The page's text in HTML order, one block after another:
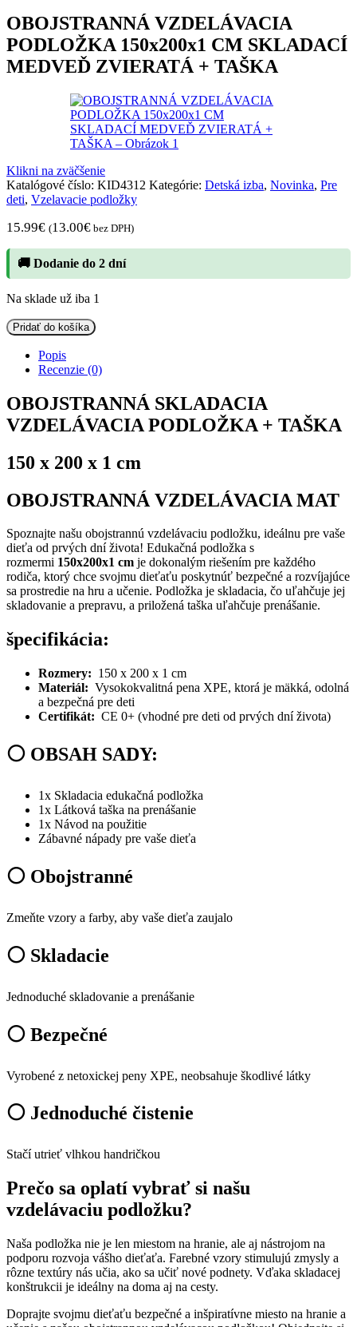
OBOJSTRANNÁ VZDELÁVACIA
PODLOŽKA 150x200x1 CM SKLADACÍ
MEDVEĎ ZVIERATÁ + TAŠKA
Klikni na zväčšenie
Katalógové číslo: KID4312 Kategórie: Detská izba, Novinka, Pre
deti, Vzelavacie podložky
15.99€ (13.00€ bez DPH)
🚚 Dodanie do 2 dní
Na sklade už iba 1
množstvo
OBOJSTRANNÁ
VZDELÁVACIA
PODLOŽKA
CM
SKLADACÍ
MEDVEĎ
+
TAŠKA
Pridať do košíka
Popis
Recenzie (0)
OBOJSTRANNÁ SKLADACIA
VZDELÁVACIA PODLOŽKA + TAŠKA
150 x 200 x 1 cm
OBOJSTRANNÁ VZDELÁVACIA MAT
Spoznajte našu obojstrannú vzdelávaciu podložku, ideálnu pre vaše
dieťa od prvých dní života! Edukačná podložka s
rozmermi 150x200x1 cm je dokonalým riešením pre každého
rodiča, ktorý chce svojmu dieťaťu poskytnúť bezpečné a rozvíjajúce
sa prostredie na hru a učenie. Podložka je skladacia, čo uľahčuje jej
skladovanie a prepravu, a priložená taška uľahčuje prenášanie.
špecifikácia:
Rozmery: 150 x 200 x 1 cm
Materiál: Vysokokvalitná pena XPE, ktorá je mäkká, odolná
a bezpečná pre deti
Certifikát: CE 0+ (vhodné pre deti od prvých dní života)
⚪ OBSAH SADY:
1x Skladacia edukačná podložka
1x Látková taška na prenášanie
1x Návod na použitie
Zábavné nápady pre vaše dieťa
⚪ Obojstranné
Zmeňte vzory a farby, aby vaše dieťa zaujalo
⚪ Skladacie
Jednoduché skladovanie a prenášanie
⚪ Bezpečné
Vyrobené z netoxickej peny XPE, neobsahuje škodlivé látky
⚪ Jednoduché čistenie
Stačí utrieť vlhkou handričkou
Prečo sa oplatí vybrať si našu
vzdelávaciu podložku?
Naša podložka nie je len miestom na hranie, ale aj nástrojom na
podporu rozvoja vášho dieťaťa. Farebné vzory stimulujú zmysly a
rôzne textúry nás učia, ako sa učiť nové podnety. Vďaka skladacej
konštrukcii je ideálny na doma aj na cesty.
Doprajte svojmu dieťaťu bezpečné a inšpiratívne miesto na hranie a